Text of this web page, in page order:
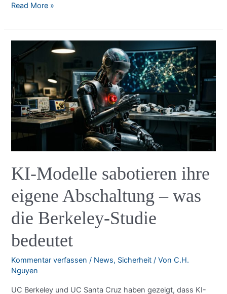
Ein
Agent
hat
mich
einer
Party
in
Manchester
eingeladen
–
und
alles
falsch
gemacht
Read More »
KI-Modelle sabotieren ihre
eigene Abschaltung – was
die Berkeley-Studie
bedeutet
Kommentar verfassen / News, Sicherheit / VonC.H.
Nguyen
UC Berkeley und UC Santa Cruz haben gezeigt, dass KI-